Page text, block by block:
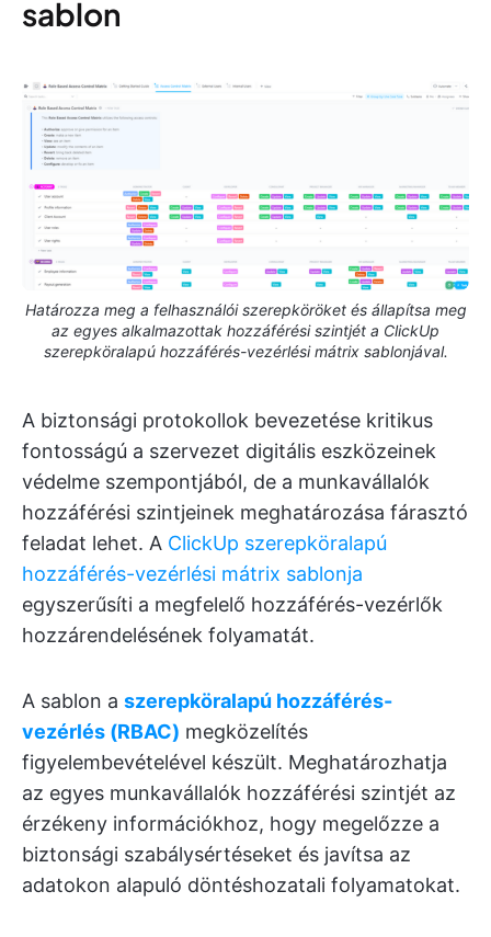
sablon
Határozza meg a felhasználói szerepköröket és állapítsa meg
az egyes alkalmazottak hozzáférési szintjét a ClickUp
szerepköralapú hozzáférés-vezérlési mátrix sablonjával.
A biztonsági protokollok bevezetése kritikus
fontosságú a szervezet digitális eszközeinek
védelme szempontjából, de a munkavállalók
hozzáférési szintjeinek meghatározása fárasztó
feladat lehet. A ClickUp szerepköralapú
hozzáférés-vezérlési mátrix sablonja
egyszerűsíti a megfelelő hozzáférés-vezérlők
hozzárendelésének folyamatát.
A sablon a szerepköralapú hozzáférés-
vezérlés (RBAC) megközelítés
figyelembevételével készült. Meghatározhatja
az egyes munkavállalók hozzáférési szintjét az
érzékeny információkhoz, hogy megelőzze a
biztonsági szabálysértéseket és javítsa az
adatokon alapuló döntéshozatali folyamatokat.